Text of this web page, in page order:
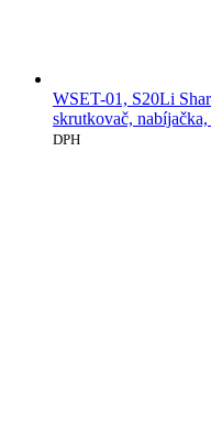
WSET-01, S20Li
skrutkovač,
DPH